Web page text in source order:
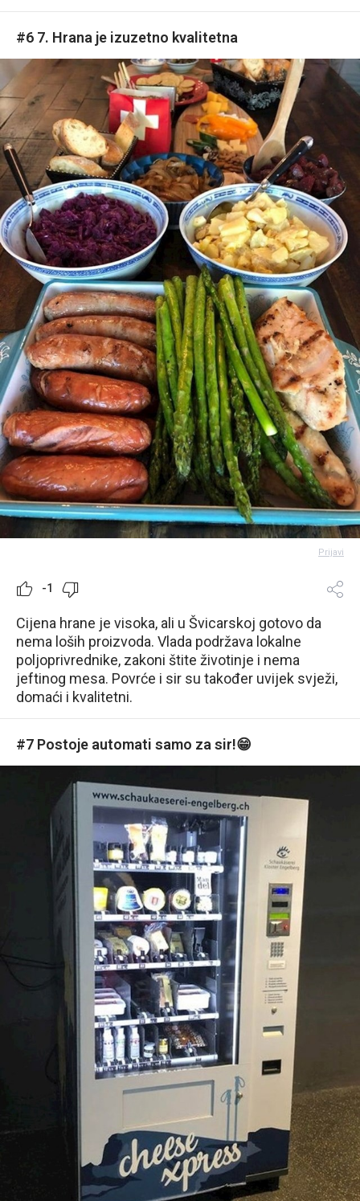
#6 7. Hrana je izuzetno kvalitetna
Prijavi
-1
Cijena hrane je visoka, ali u Švicarskoj gotovo da
nema loših proizvoda. Vlada podržava lokalne
poljoprivrednike, zakoni štite životinje i nema
jeftinog mesa. Povrće i sir su također uvijek svježi,
domaći i kvalitetni.
#7 Postoje automati samo za sir!😁